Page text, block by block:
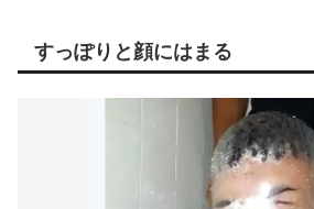
すっぽりと顔にはまる